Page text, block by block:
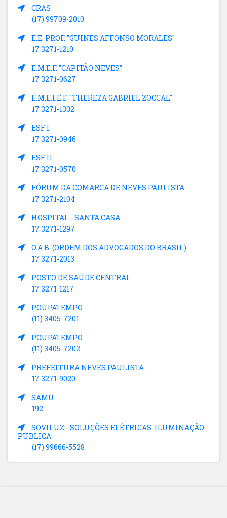
CRAS
(17) 99709-2010
E.E. PROF. "GUINES AFFONSO MORALES"
17 3271-1210
E.M.E.F. "CAPITÃO NEVES"
17 3271-0627
E.M.E.I.E.F. "THEREZA GABRIEL ZOCCAL"
17 3271-1302
ESF I
17 3271-0946
ESF II
17 3271-0570
FÓRUM DA COMARCA DE NEVES PAULISTA
17 3271-2104
HOSPITAL - SANTA CASA
17 3271-1297
O.A.B. (ORDEM DOS ADVOGADOS DO BRASIL)
17 3271-2013
POSTO DE SAÚDE CENTRAL
17 3271-1217
POUPATEMPO
(11) 3405-7201
POUPATEMPO
(11) 3405-7202
PREFEITURA NEVES PAULISTA
17 3271-9020
SAMU
192
SOVILUZ - SOLUÇÕES ELÉTRICAS. ILUMINAÇÃO
PÚBLICA
(17) 99666-5528